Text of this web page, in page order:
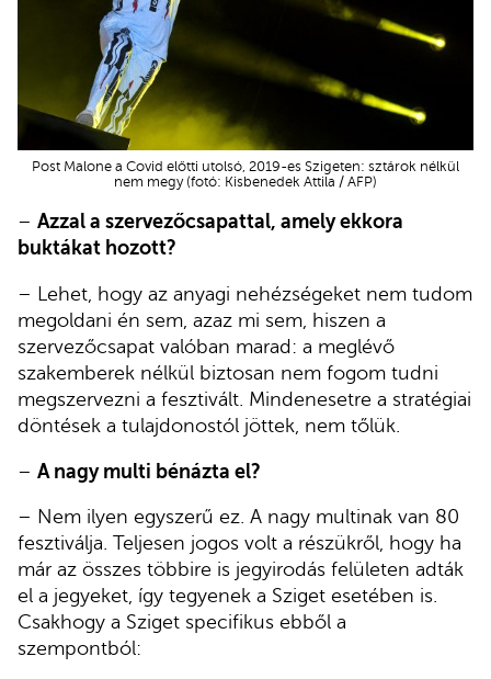
Post Malone a Covid előtti utolsó, 2019-es Szigeten: sztárok nélkül
nem megy (fotó: Kisbenedek Attila / AFP)
– Azzal a szervezőcsapattal, amely ekkora
buktákat hozott?
– Lehet, hogy az anyagi nehézségeket nem tudom
megoldani én sem, azaz mi sem, hiszen a
szervezőcsapat valóban marad: a meglévő
szakemberek nélkül biztosan nem fogom tudni
megszervezni a fesztivált. Mindenesetre a stratégiai
döntések a tulajdonostól jöttek, nem tőlük.
– A nagy multi bénázta el?
– Nem ilyen egyszerű ez. A nagy multinak van 80
fesztiválja. Teljesen jogos volt a részükről, hogy ha
már az összes többire is jegyirodás felületen adták
el a jegyeket, így tegyenek a Sziget esetében is.
Csakhogy a Sziget specifikus ebből a
szempontból: